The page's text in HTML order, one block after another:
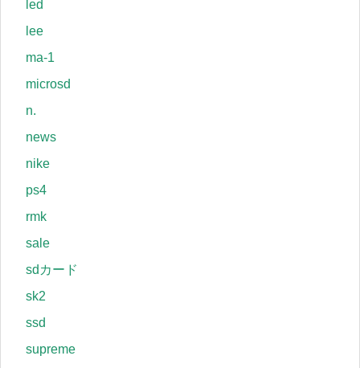
led
lee
ma-1
microsd
n.
news
nike
ps4
rmk
sale
sdカード
sk2
ssd
supreme